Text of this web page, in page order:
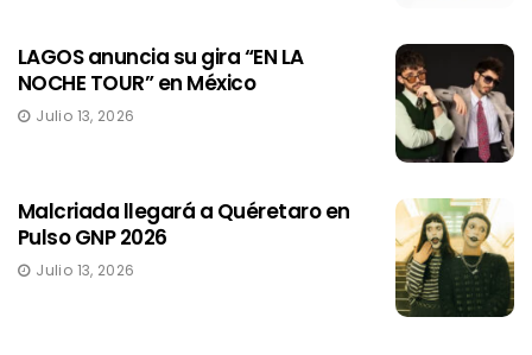
LAGOS anuncia su gira “EN LA
NOCHE TOUR” en México
Julio 13, 2026
Malcriada llegará a Quéretaro en
Pulso GNP 2026
Julio 13, 2026